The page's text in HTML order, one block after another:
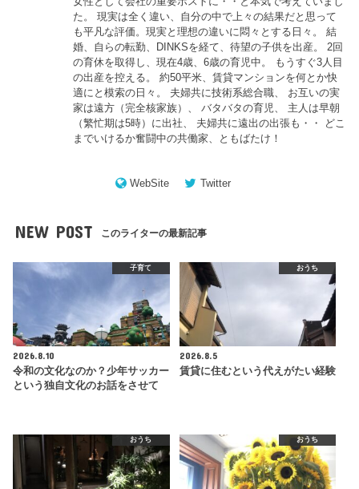
た。 現実は全く違い、自分の中で上々の結果だと思って
も平凡な評価。現実と理想の違いに悶々とする日々。 結
婚、自らの転勤、DINKSを経て、待望の子供を出産。 2回
の育休を取得し、現在4歳、6歳の育児中。 もうすぐ3人目
の出産を控える。 約50平米、賃貸マンションを何とか快
適にと模索の日々。 夫婦共に技術系総合職、 お互いの実
家は遠方（完全核家族）、 バタバタの育児、 主人は早朝
（繁忙期は5時）に出社、 夫婦共に遠出の出張も・・ どこ
までいけるか奮闘中の共働家、ともばたけ！
WebSite Twitter
NEW POST このライターの最新記事
子育て
2026.8.10
令和の文化なのか？少年サッカー
という独自文化のお話をさせて
おうち
2026.8.5
賃貸に住むという代えがたい経験
おうち おうち